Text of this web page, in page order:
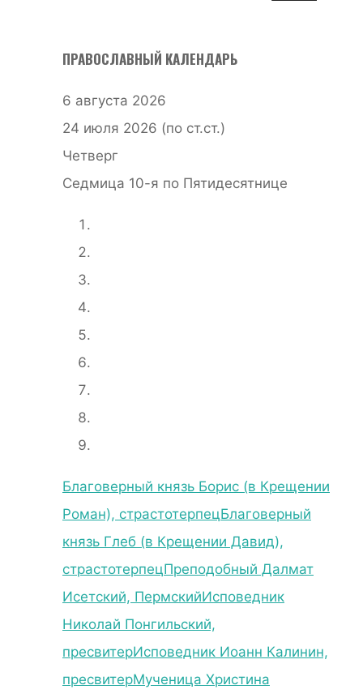
ПРАВОСЛАВНЫЙ КАЛЕНДАРЬ
6 августа 2026
24 июля 2026 (по ст.ст.)
Четверг
Седмица 10-я по Пятидесятнице
Благоверный князь Борис (в Крещении
Роман), страстотерпецБлаговерный
князь Глеб (в Крещении Давид),
страстотерпецПреподобный Далмат
Исетский, ПермскийИсповедник
Николай Понгильский,
пресвитерИсповедник Иоанн Калинин,
пресвитерМученица Христина